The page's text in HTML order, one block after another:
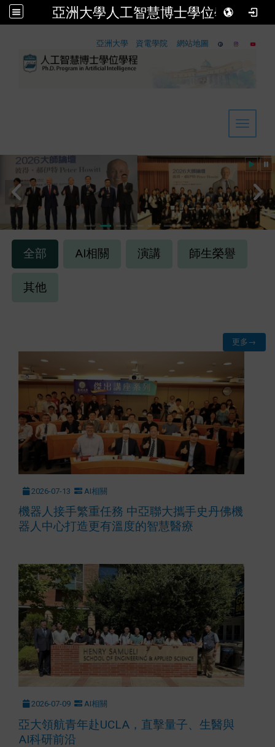
亞洲大學人工智慧博士學位學程
亞洲大學 資電學院 網站地圖
Toggle
從高中生到博士生 亞洲大學論壇掀起AI世代全球對談
2026-05-12
全部 AI相關 演講 師生榮譽
其他
更多→
2026-07-13 AI相關
機器人接手繁重任務 中亞聯大攜手史丹佛機
器人中心打造更有溫度的智慧醫療
2026-07-09 AI相關
亞大領航青年赴UCLA，直擊量子、生醫與
AI科研前沿